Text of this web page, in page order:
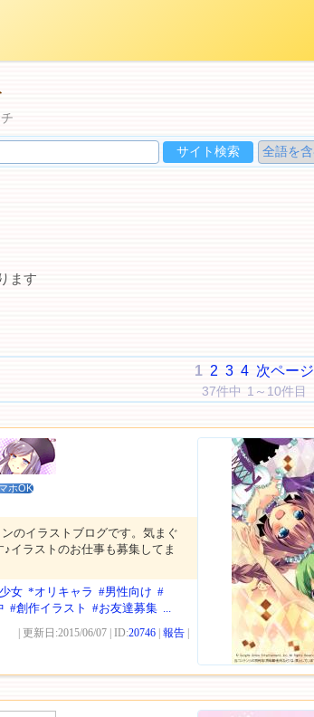
ます
1 2 3 4 次ページ
37件中 1～10件目
ホOK
のイラストブログです。気まぐ
イラストのお仕事も募集してま
女 *オリキャラ #男性向け #
#創作イラスト #お友達募集 ...
| 更新日:2015/06/07 | ID:20746 報告